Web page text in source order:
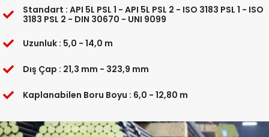
Standart : API 5L PSL 1 - API 5L PSL 2 - ISO 3183 PSL 1 - ISO
3183 PSL 2 - DIN 30670 - UNI 9099
Uzunluk : 5,0 - 14,0 m
Dış Çap : 21,3 mm - 323,9 mm
Kaplanabilen Boru Boyu : 6,0 - 12,80 m